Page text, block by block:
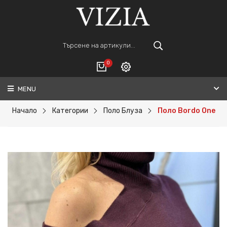
0
ВАШАТА КОЛИЧКА Е ПРАЗНА.
ПОРЪЧАЙ
Регистрация
MENU
Начало Категории Поло Блуза Поло Bordo One